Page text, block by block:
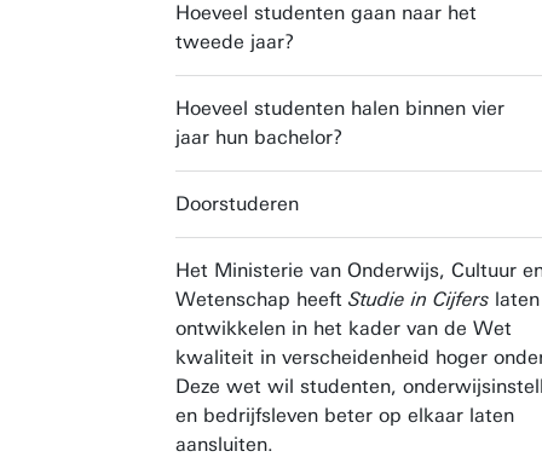
Hoeveel studenten gaan naar het
tweede jaar?
Hoeveel studenten halen binnen vier
jaar hun bachelor?
Doorstuderen
Het Ministerie van Onderwijs, Cultuur
Wetenschap heeft Studie in Cijfers laten
ontwikkelen in het kader van de Wet
kwaliteit in verscheidenheid hoger
Deze wet wil studenten,
en bedrijfsleven beter op elkaar laten
aansluiten.